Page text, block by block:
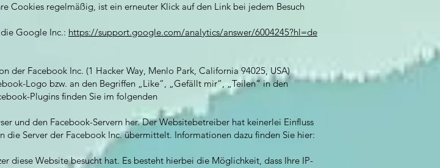
Cookies regelmäßig, ist ein erneuter Klick auf den Link bei jedem Besuch
Google Inc.: https://support.google.com/analytics/answer/6004245?hl=de
der Facebook Inc. (1 Hacker Way, Menlo Park, California 94025, USA)
Logo bzw. an den Begriffen „Like“, „Gefällt mir“, „Teilen“ in den
Plugins finden Sie im folgenden
und den Facebook-Servern her. Der Websitebetreiber hat keinerlei Einfluss
Server der Facebook Inc. übermittelt. Informationen dazu finden Sie hier:
diese Website besucht hat. Es besteht hierbei die Möglichkeit, dass Ihre IP-